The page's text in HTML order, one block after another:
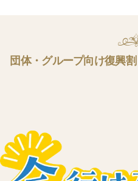
団体・グループ向け復興